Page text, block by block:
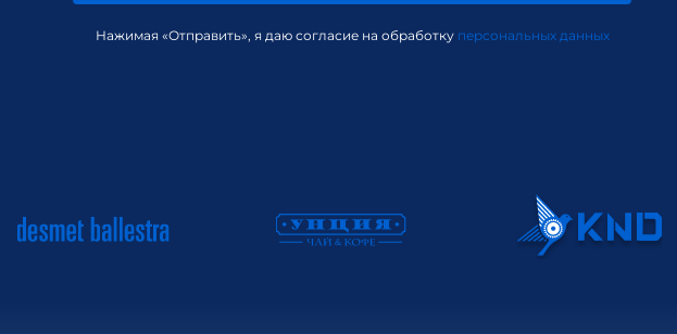
Нажимая «Отправить», я даю согласие на обработку персональных данных